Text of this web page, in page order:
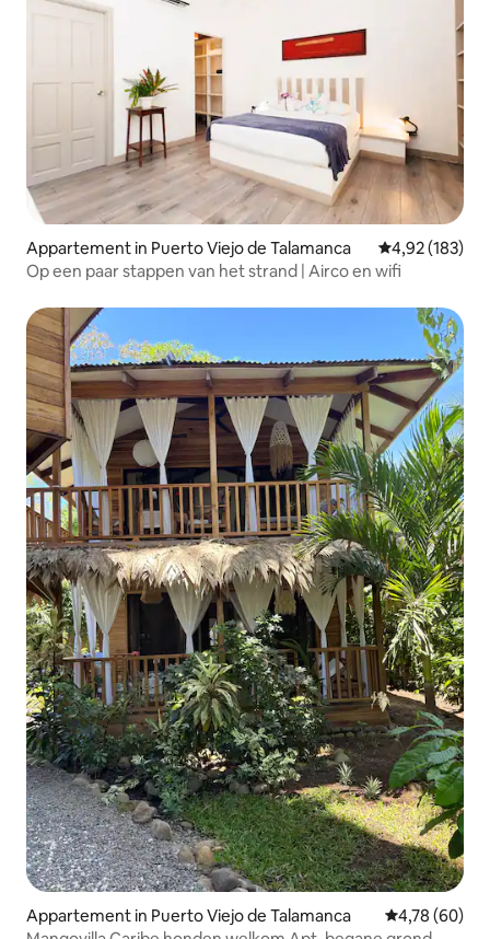
Appartement in Puerto Viejo de Talamanca Gemiddelde
4,92 (183)
Op een paar stappen van het strand | Airco en wifi
Appartement in Puerto Viejo de Talamanca Gemiddelde
4,78 (60)